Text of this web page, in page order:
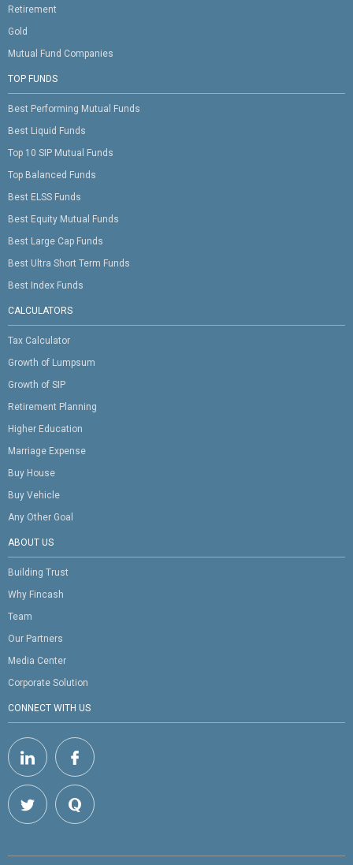
Retirement
Gold
Mutual Fund Companies
TOP FUNDS
Best Performing Mutual Funds
Best Liquid Funds
Top 10 SIP Mutual Funds
Top Balanced Funds
Best ELSS Funds
Best Equity Mutual Funds
Best Large Cap Funds
Best Ultra Short Term Funds
Best Index Funds
CALCULATORS
Tax Calculator
Growth of Lumpsum
Growth of SIP
Retirement Planning
Higher Education
Marriage Expense
Buy House
Buy Vehicle
Any Other Goal
ABOUT US
Building Trust
Why Fincash
Team
Our Partners
Media Center
Corporate Solution
CONNECT WITH US